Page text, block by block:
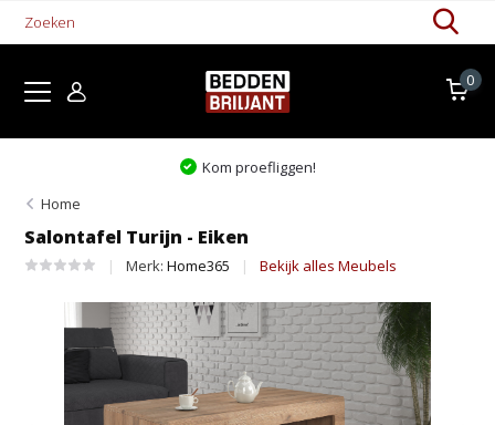
0
Kom proefliggen!
Home
Salontafel Turijn - Eiken
Merk:Home365 Bekijk alles Meubels